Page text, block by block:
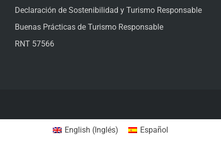
Declaración de Sostenibilidad y Turismo Responsable
Buenas Prácticas de Turismo Responsable
RNT 57566
English (Inglés) Español